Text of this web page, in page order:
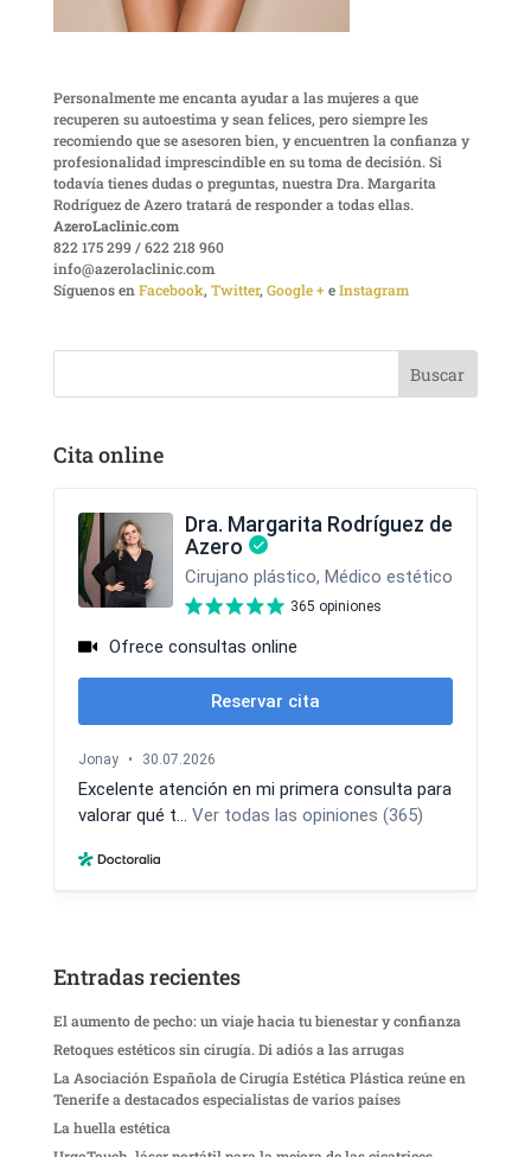
Personalmente me encanta ayudar a las mujeres a que
recuperen su autoestima y sean felices, pero siempre les
recomiendo que se asesoren bien, y encuentren la confianza y
profesionalidad imprescindible en su toma de decisión. Si
todavía tienes dudas o preguntas, nuestra Dra. Margarita
Rodríguez de Azero tratará de responder a todas ellas.
AzeroLaclinic.com
822 175 299 / 622 218 960
info@azerolaclinic.com
Síguenos en Facebook, Twitter, Google +eInstagram
Cita online
Entradas recientes
El aumento de pecho: un viaje hacia tu bienestar y confianza
Retoques estéticos sin cirugía. Di adiós a las arrugas
La Asociación Española de Cirugía Estética Plástica reúne en
Tenerife a destacados especialistas de varios países
La huella estética